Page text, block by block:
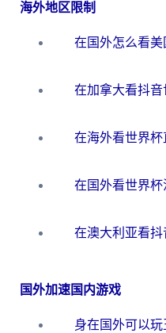
海外地区限制
国外加速国内游戏